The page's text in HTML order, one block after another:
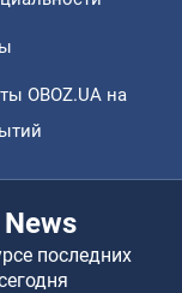
OBOZ.UA на
последних